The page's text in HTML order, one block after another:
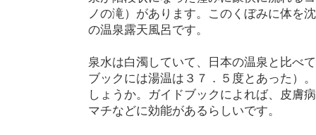
ノの滝）があります。このくぼみに体を
の温泉露天風呂です。
泉水は白濁していて、日本の温泉と比べ
ブックには湯温は３７．５度とあった）
しょうか。ガイドブックによれば、皮膚
マチなどに効能があるらしいです。